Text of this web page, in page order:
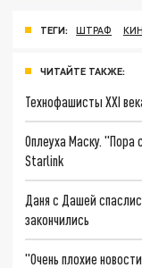
ТЕГИ: ШТРАФ
ЧИТАЙТЕ ТАКЖЕ:
Технофашисты XXI
Оплеуха Маску. "Пора
Starlink
Даня с Дашей
закончились
"Очень плохие